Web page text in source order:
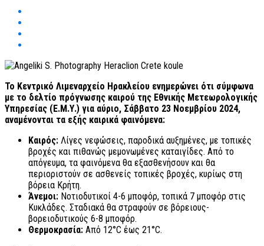
Το Κεντρικό Λιμεναρχείο Ηρακλείου ενημερώνει ότι σύμφωνα
με το δελτίο πρόγνωσης καιρού της Εθνικής Μετεωρολογικής
Υπηρεσίας (Ε.Μ.Υ.) για αύριο, Σάββατο 23 Νοεμβρίου 2024,
αναμένονται τα εξής καιρικά φαινόμενα:
Καιρός: Λίγες νεφώσεις, παροδικά αυξημένες, με τοπικές
βροχές και πιθανώς μεμονωμένες καταιγίδες. Από το
απόγευμα, τα φαινόμενα θα εξασθενήσουν και θα
περιοριστούν σε ασθενείς τοπικές βροχές, κυρίως στη
βόρεια Κρήτη.
Άνεμοι: Νοτιοδυτικοί 4-6 μποφόρ, τοπικά 7 μποφόρ στις
Κυκλάδες. Σταδιακά θα στραφούν σε βόρειους-
βορειοδυτικούς 6-8 μποφόρ.
Θερμοκρασία: Από 12°C έως 21°C.